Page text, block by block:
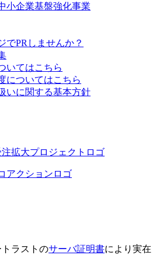
小企業基盤強化事業
でPRしませんか？
いてはこちら
についてはこちら
いに関する基本方針
ラストのサーバ証明書により実在